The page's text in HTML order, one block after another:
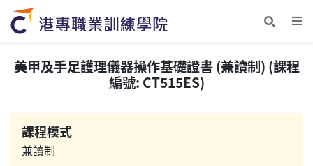
美甲及手足護理儀器操作基礎證書 (兼讀制) (課程
編號: CT515ES)
課程模式
兼讀制